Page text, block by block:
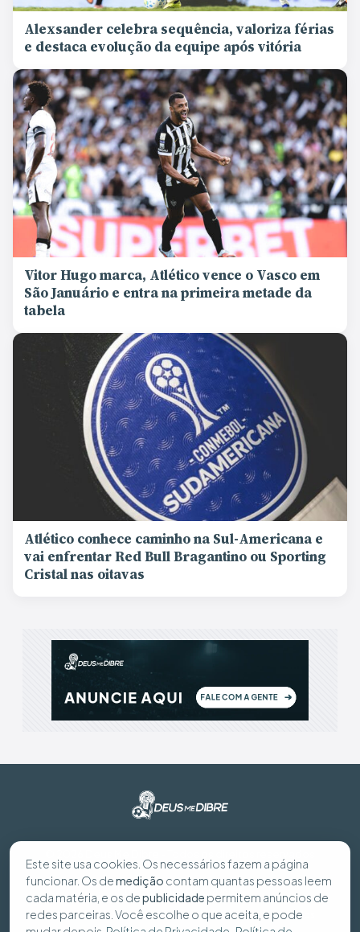
Alexsander celebra sequência, valoriza férias
e destaca evolução da equipe após vitória
Vitor Hugo marca, Atlético vence o Vasco em
São Januário e entra na primeira metade da
tabela
Atlético conhece caminho na Sul-Americana e
vai enfrentar Red Bull Bragantino ou Sporting
Cristal nas oitavas
Preferências de cookies
Política de Privacidade Política de Cookies Seus dados
Este site usa cookies. Os necessários fazem a página
funcionar. Os demedição contam quantas pessoas leem
cada matéria, e os depublicidade permitem anúncios de
redes parceiras. Você escolhe o que aceita, e pode